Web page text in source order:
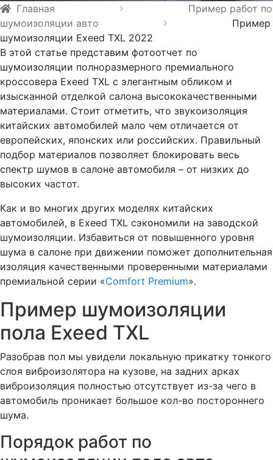
Главная
Пример работ по
шумоизоляции авто
Пример
шумоизоляции Exeed TXL 2022
В этой статье представим фотоотчет по
шумоизоляции полноразмерного премиального
кроссовера Exeed TXL с элегантным обликом и
изысканной отделкой салона высококачественными
материалами. Стоит отметить, что звукоизоляция
китайских автомобилей мало чем отличается от
европейских, японских или российских. Правильный
подбор материалов позволяет блокировать весь
спектр шумов в салоне автомобиля – от низких до
высоких частот.
Как и во многих других моделях китайских
автомобилей, в Exeed TXL сэкономили на заводской
шумоизоляции. Избавиться от повышенного уровня
шума в салоне при движении поможет дополнительная
изоляция качественными проверенными материалами
премиальной серии «Comfort Premium».
Пример шумоизоляции
пола Exeed TXL
Разобрав пол мы увидели локальную прикатку тонкого
слоя виброизолятора на кузове, на задних арках
виброизоляция полностью отсутствует из-за чего в
автомобиль проникает большое кол-во постороннего
шума.
Порядок работ по